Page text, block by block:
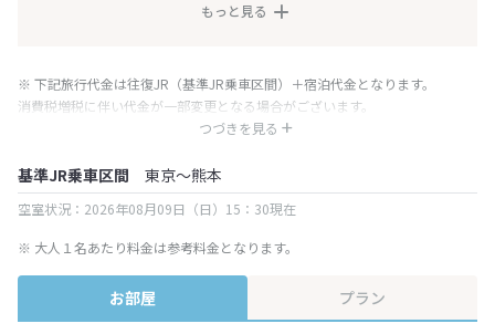
もっと見る
つづきを見る
※ 下記旅行代金は往復JR（基準JR乗車区間）＋宿泊代金となります。
消費税増税に伴い代金が一部変更となる場合がございます。
※ 表示されている旅行代金・プラン内容は一定時間ごとに更新されます。最
基準JR乗車区間 東京～熊本
空室状況：2026年08月09日（日）15：30現在
※ 大人１名あたり料金は参考料金となります。
お部屋 プラン